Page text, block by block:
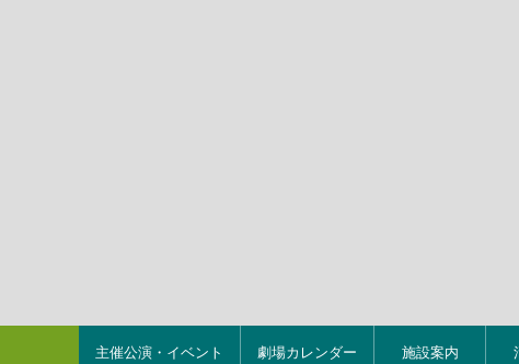
主催公演・イベント 劇場カレンダー 施設案内